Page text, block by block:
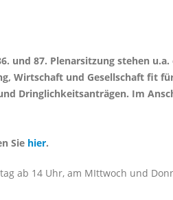
und 87. Plenarsitzung stehen
Wirtschaft und Gesellschaft fit
Dringlichkeitsanträgen. Im
Sie hier.
ab 14 Uhr, am MIttwoch und